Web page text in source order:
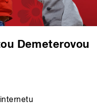
Demeterovou